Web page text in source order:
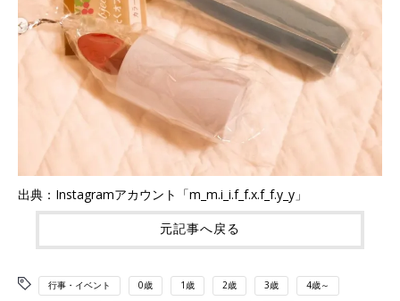
出典：Instagramアカウント「m_m.i_i.f_f.x.f_f.y_y」
元記事へ戻る
行事・イベント 0歳 1歳 2歳 3歳 4歳～